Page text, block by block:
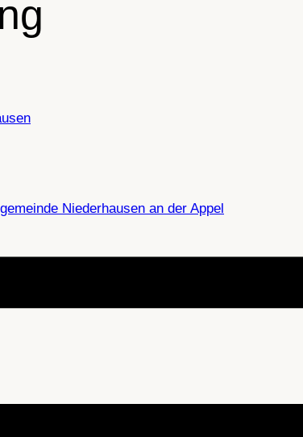
Niederhausen an der Appel